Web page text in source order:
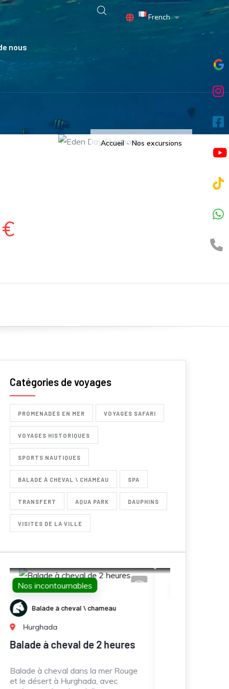
French
Lister les
nous
Accueil - Nos excursions
Catégories de voyages
PROMENADES EN MER VOYAGES SAFARI
VOYAGES HISTORIQUES
SPORTS NAUTIQUES
BALADE À CHEVAL \ CHAMEAU SPA
TRANSFERT AQUA PARK DAUPHINS
VISITES DE LA VILLE
Nos incontournables
Promenades en Mer
Speed boat Pack
Location de speed boat privé ou
semi-privé (3-4h) avec dauphins,